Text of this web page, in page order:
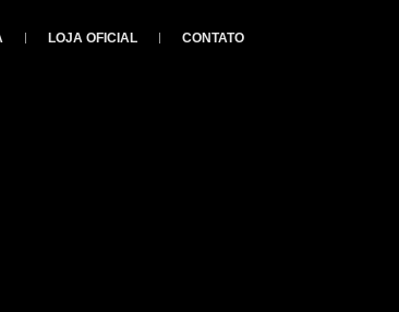
LOJA OFICIAL CONTATO